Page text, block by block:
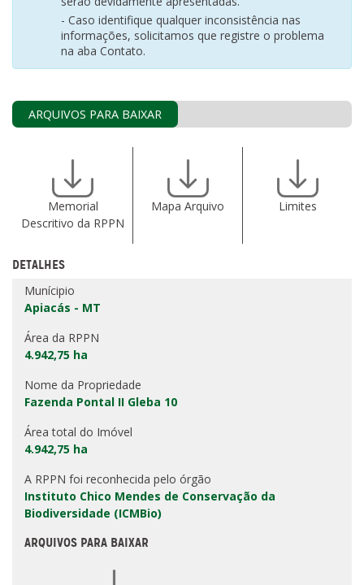
- Caso identifique qualquer inconsistência nas
informações, solicitamos que registre o problema
na aba Contato.
ARQUIVOS PARA BAIXAR
Memorial
Descritivo da RPPN
Mapa Arquivo Limites
DETALHES
Munícipio
Apiacás - MT
Área da RPPN
4.942,75 ha
Nome da Propriedade
Fazenda Pontal II Gleba 10
Área total do Imóvel
4.942,75 ha
A RPPN foi reconhecida pelo órgão
Instituto Chico Mendes de Conservação da
Biodiversidade (ICMBio)
ARQUIVOS PARA BAIXAR